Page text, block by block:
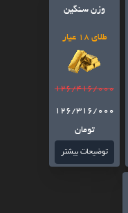
وزن سنگین
طلای 18 عیار
126/416/000
126/316/000
تومان
توضیحات بیشتر